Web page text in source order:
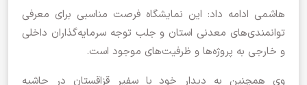
هاشمی ادامه داد: این نمایشگاه فرصت مناسبی برای معرفی
توانمندی‌های معدنی استان و جلب توجه سرمایه‌گذاران داخلی
و خارجی به پروژه‌ها و ظرفیت‌های موجود است.
وی همچنین به دیدار خود با سفیر قزاقستان در حاشیه